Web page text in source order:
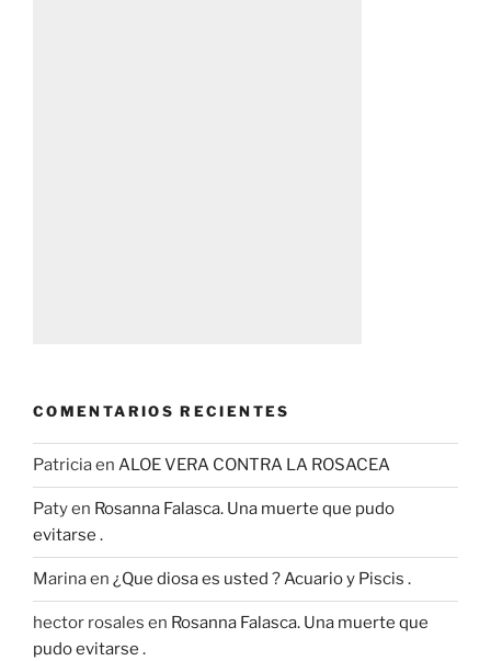
COMENTARIOS RECIENTES
Patriciaen ALOE VERA CONTRA LA ROSACEA
Patyen Rosanna Falasca. Una muerte que pudo
evitarse .
Marinaen ¿Que diosa es usted ? Acuario y Piscis .
hector rosales en Rosanna Falasca. Una muerte que
pudo evitarse .